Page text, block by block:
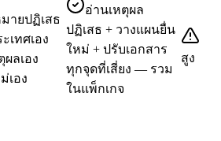
ายปฏิเสธ
เทศเอง
ผลเอง
เอง
อ่านเหตุผล
ปฏิเสธ + วางแผนยื่น
ใหม่ + ปรับเอกสาร
ทุกจุดที่เสี่ยง — รวม
ในแพ็กเกจ
สูง